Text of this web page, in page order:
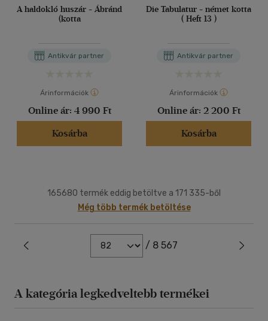
A haldokló huszár - Ábránd
(kotta
Antikvár partner
Árinformációk
Online ár: 4 990 Ft
Kosárba
Die Tabulatur - német kotta
( Heft 13 )
Antikvár partner
Árinformációk
Online ár: 2 200 Ft
Kosárba
165680 termék eddig betöltve a 171 335-ből
Még több termék betöltése
/ 8 567
A kategória legkedveltebb termékei